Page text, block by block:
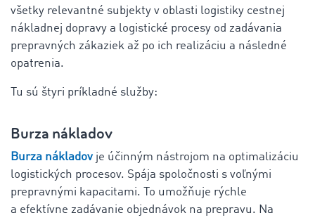
všetky relevantné subjekty v oblasti logistiky cestnej
nákladnej dopravy a logistické procesy od zadávania
prepravných zákaziek až po ich realizáciu a následné
opatrenia.
Tu sú štyri príkladné služby:
Burza nákladov
Burza nákladov je účinným nástrojom na optimalizáciu
logistických procesov. Spája spoločnosti s voľnými
prepravnými kapacitami. To umožňuje rýchle
a efektívne zadávanie objednávok na prepravu. Na